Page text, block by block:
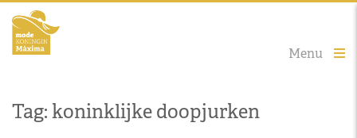
Menu
Tag: koninklijke doopjurken